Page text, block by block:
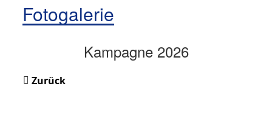
Fotogalerie
Kampagne 2026
Zurück